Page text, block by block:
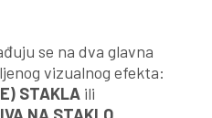
se na dva glavna
vizualnog efekta:
STAKLA ili